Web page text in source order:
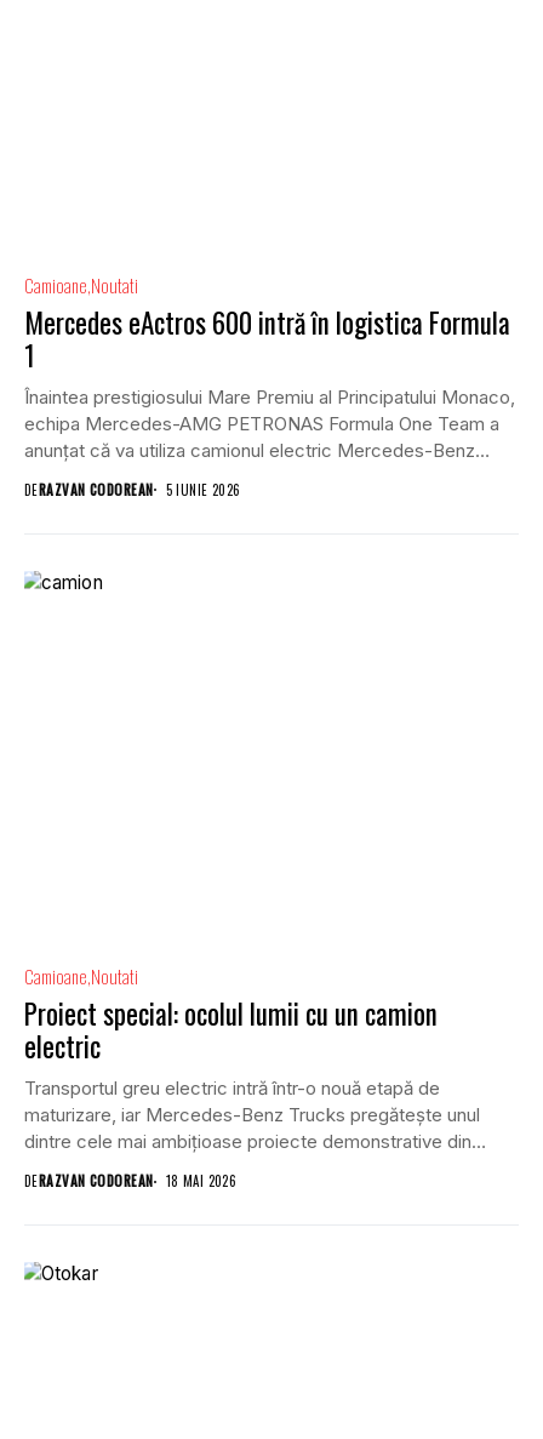
Camioane Noutati
Mercedes eActros 600 intră în logistica Formula
1
Înaintea prestigiosului Mare Premiu al Principatului Monaco,
echipa Mercedes-AMG PETRONAS Formula One Team a
anunțat că va utiliza camionul electric Mercedes-Benz
DERAZVAN CODOREAN 5 IUNIE 2026
Camioane Noutati
Proiect special: ocolul lumii cu un camion
electric
Transportul greu electric intră într-o nouă etapă de
maturizare, iar Mercedes-Benz Trucks pregătește unul
dintre cele mai ambițioase proiecte demonstrative din
industrie. Constructorul...
DERAZVAN CODOREAN 18 MAI 2026